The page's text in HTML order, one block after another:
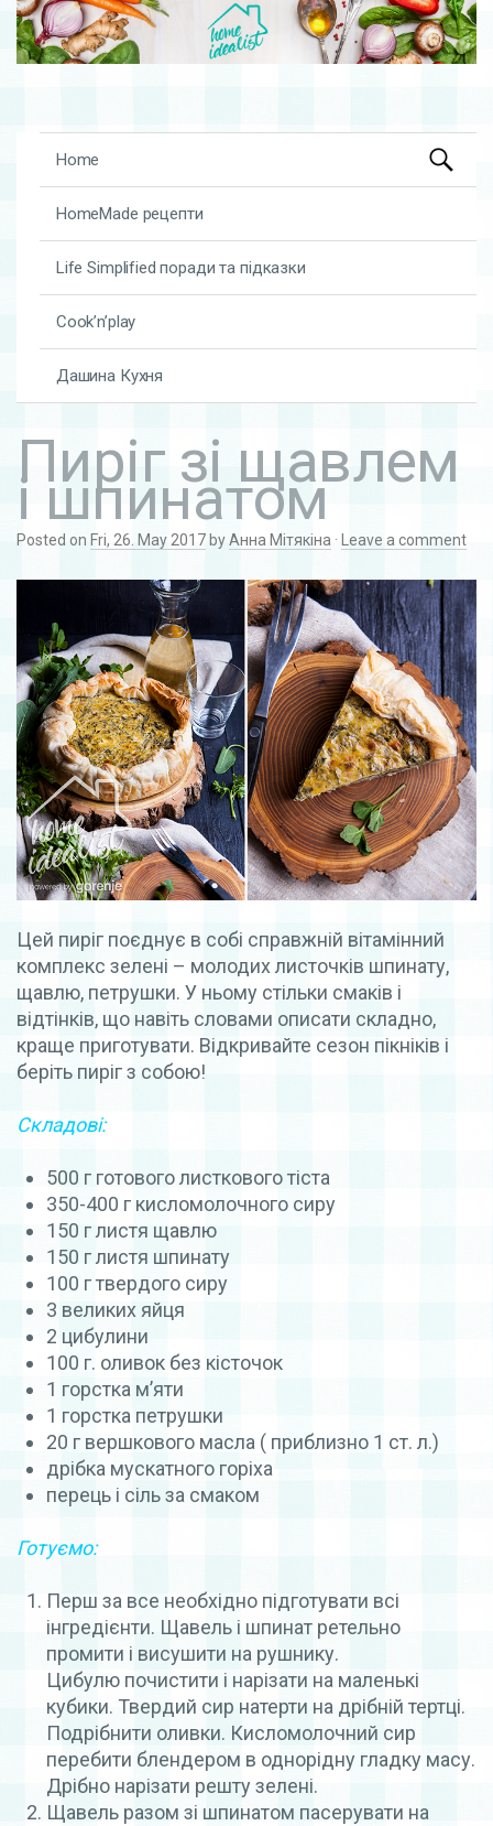
Skip to content
Home
HomeMade рецепти
Life Simplified поради та підказки
Cook’n’play
Дашина Кухня
Search
for:
Пиріг зі щавлем
і шпинатом
Posted on Fri, 26. May 2017 byАнна Мітякіна · Leave a comment
Цей пиріг поєднує в собі справжній вітамінний
комплекс зелені – молодих листочків шпинату,
щавлю, петрушки. У ньому стільки смаків і
відтінків, що навіть словами описати складно,
краще приготувати. Відкривайте сезон пікніків і
беріть пиріг з собою!
Складові:
500 г готового листкового тіста
350-400 г кисломолочного сиру
150 г листя щавлю
150 г листя шпинату
100 г твердого сиру
3 великих яйця
2 цибулини
100 г. оливок без кісточок
1 горстка м’яти
1 горстка петрушки
20 г вершкового масла ( приблизно 1 ст. л.)
дрібка мускатного горіха
перець і сіль за смаком
Готуємо:
Перш за все необхідно підготувати всі
інгредієнти. Щавель і шпинат ретельно
промити і висушити на рушнику.
Цибулю почистити і нарізати на маленькі
кубики. Твердий сир натерти на дрібній тертці.
Подрібнити оливки. Кисломолочний сир
перебити блендером в однорідну гладку масу.
Дрібно нарізати решту зелені.
Щавель разом зі шпинатом пасерувати на